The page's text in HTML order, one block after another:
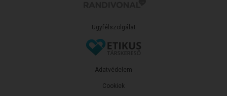
Ügyfélszolgálat
Adatvédelem
Cookiek